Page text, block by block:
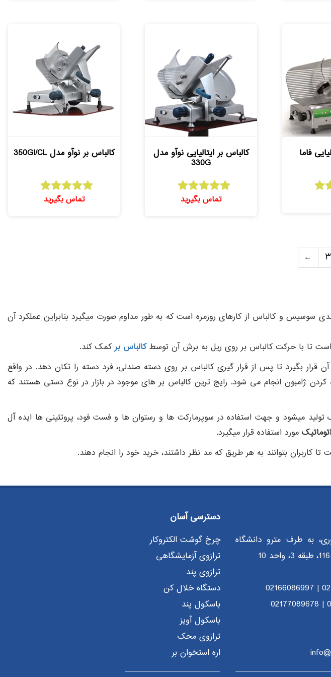
فاما کالباس بر ایتالیایی نوآو مدل
330G
امتیاز
5.00
تماس بگیرید
کالباس بر نوآو مدل 350GI/CL
امتیاز
5.00
تماس بگیرید
۳ ←
سوسیس و کالباس از کارهای روزمره است که به طور مداوم صورت میگیرد بنابراین عملکرد آن
تا با حرکت کالباس بر روی ریل به برش آن توسط کالباس برکمک کند.
قرار بگیرد تا پس از قرار گیری کالباس بر روی دسته صندلی، فرد دسته را تکان دهد. در واقع
ژامبون انجام می شود. رایج ترین کالباس بر های موجود در بازار در نوع دستی هستند که
تولید میشود و جهت استفاده در سوپرمارکت ها و رستوان ها و فست فود، پروتئینی ها ایده آل
مورد استفاده قرار میگیرد.
بتوانند به هر طریق که مد نظر داشتند، خرید خود را انجام دهند.
به طرف مترو دانشگاه
|
02166086997
|
02177089678
دسترسی آسان
چرخ گوشت الکتروکار
ترازوی آزمایشگاهی
ترازوی پند
دستگاه خلال کن
باسکول پند
باسکول آویز
ترازوی محک
اره استخوان بر